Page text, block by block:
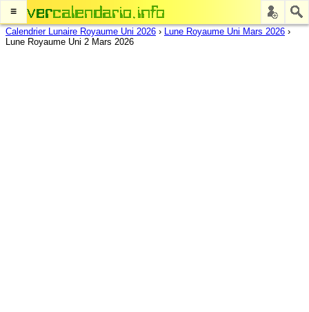
≡
Calendrier Lunaire Royaume Uni 2026 › Lune Royaume Uni Mars 2026 ›
Lune Royaume Uni 2 Mars 2026